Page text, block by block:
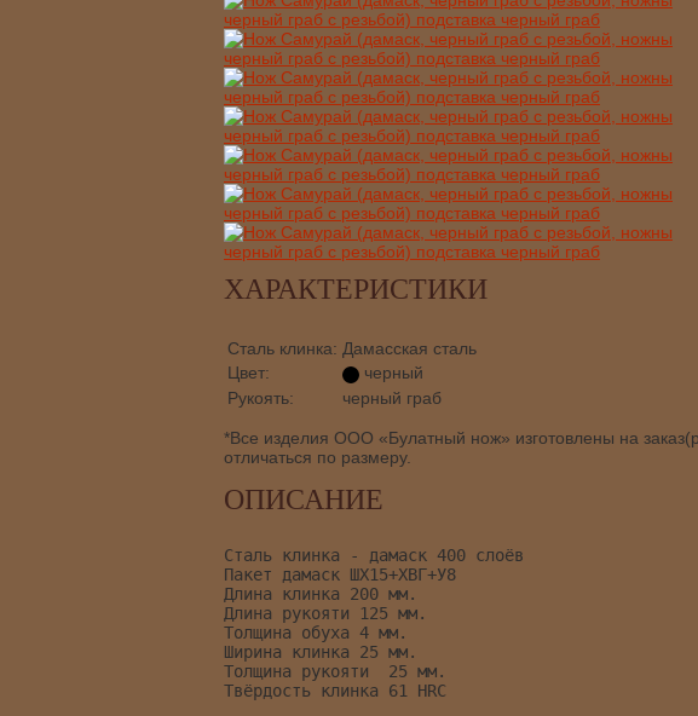
ХАРАКТЕРИСТИКИ
Сталь клинка: Дамасская сталь
Цвет:
черный
Рукоять:
черный граб
*Все изделия ООО «Булатный нож» изготовлены на
отличаться по размеру.
ОПИСАНИЕ
Сталь клинка - дамаск 400 слоёв
Пакет дамаск ШХ15+ХВГ+У8
Длина клинка 200 мм.
Длина рукояти 125 мм.
Толщина обуха 4 мм.
Ширина клинка 25 мм.
Толщина рукояти  25 мм.
Твёрдость клинка 61 HRC